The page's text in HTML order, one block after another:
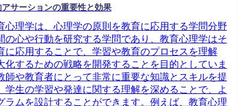
サーションの重要性と効果
心理学は、心理学の原則を教育に応用する学問分野
の心や行動を研究する学問であり、教育心理学はそ
に応用することで、学習や教育のプロセスを理解
化するための戦略を開発することを目的としていま
師や教育者にとって非常に重要な知識とスキルを提
学生の学習や発達に関する理解を深めることで、よ
ラムを設計することができます。例えば、教育心理